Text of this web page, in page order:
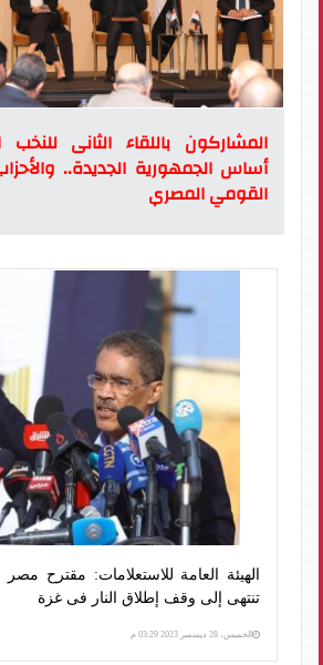
المشاركون باللقاء الثانى للنخب
أساس الجمهورية الجديدة..
القومي المصري
تنتهى إلى وقف إطلاق النار فى غزة
الخميس، 28 ديسمبر 2023 03:29 م